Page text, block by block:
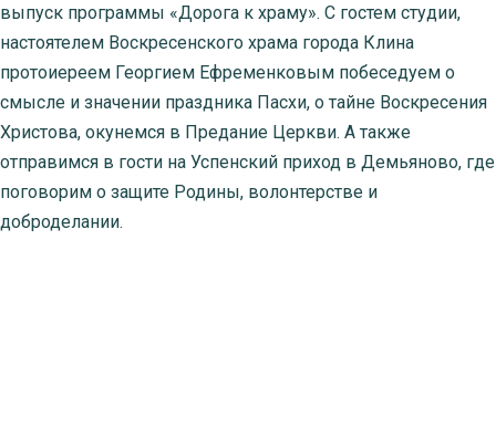
выпуск программы «Дорога к храму». С гостем студии,
настоятелем Воскресенского храма города Клина
протоиереем Георгием Ефременковым побеседуем о
смысле и значении праздника Пасхи, о тайне Воскресения
Христова, окунемся в Предание Церкви. А также
отправимся в гости на Успенский приход в Демьяново, где
поговорим о защите Родины, волонтерстве и
доброделании.